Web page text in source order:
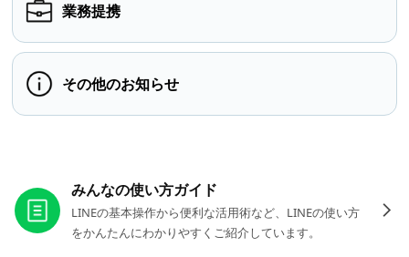
業務提携
その他のお知らせ
みんなの使い方ガイド
LINEの基本操作から便利な活用術など、LINEの使い方
をかんたんにわかりやすくご紹介しています。